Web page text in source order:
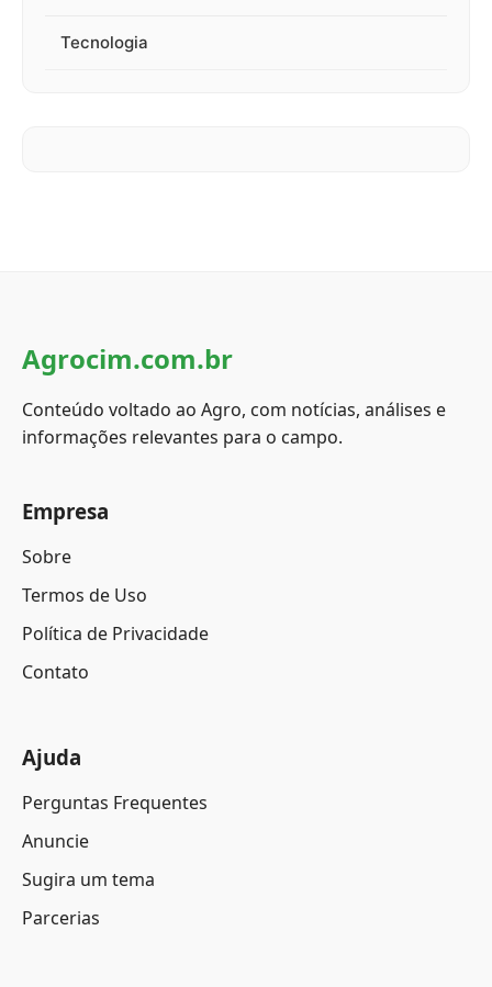
Tecnologia
Agrocim.com.br
Conteúdo voltado ao Agro, com notícias, análises e
informações relevantes para o campo.
Empresa
Sobre
Termos de Uso
Política de Privacidade
Contato
Ajuda
Perguntas Frequentes
Anuncie
Sugira um tema
Parcerias